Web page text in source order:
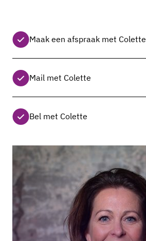
Maak een afspraak met Colette
Mail met Colette
Bel met Colette